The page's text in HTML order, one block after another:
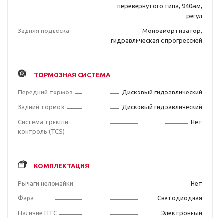
перевернутого типа, 940мм,
регул
Задняя подвеска
Моноамортизатор,
гидравлическая с прогрессией
ТОРМОЗНАЯ СИСТЕМА
Передний тормоз Дисковый гидравлический
Задний тормоз Дисковый гидравлический
Система трекшн-
контроль (TCS)
Нет
КОМПЛЕКТАЦИЯ
Рычаги неломайки Нет
Фара Светодиодная
Наличие ПТС Электронный